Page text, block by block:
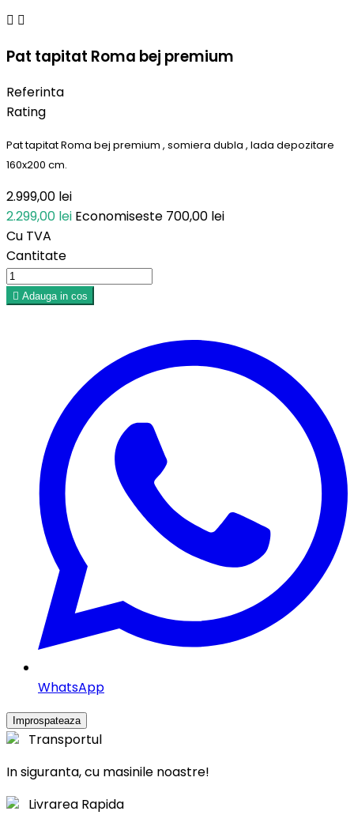
 
Pat tapitat Roma bej premium
Referinta
Rating
Pat tapitat Roma bej premium , somiera dubla , lada depozitare
160x200 cm.
2.999,00 lei
2.299,00 lei Economiseste 700,00 lei
Cu TVA
Cantitate
 Adauga in cos
WhatsApp
Transportul
In siguranta, cu masinile noastre!
Livrarea Rapida